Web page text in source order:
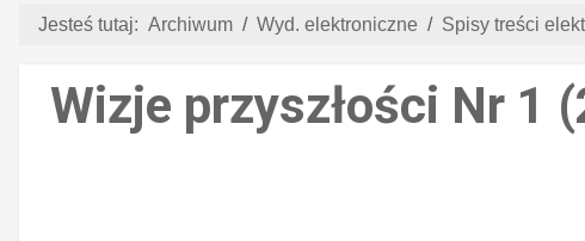
Jesteś tutaj: Archiwum Wyd. elektroniczne Spisy treści
Wizje przyszłości Nr 1